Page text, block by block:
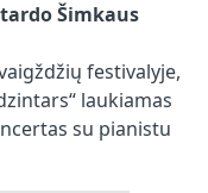
Šimkaus
festivalyje,
laukiamas
su pianistu